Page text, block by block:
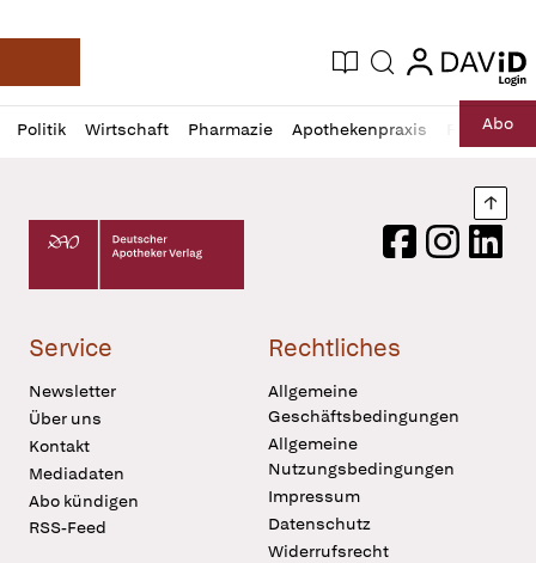
Deutsche Apotheker Zeitung
Aktuelle Ausgabe
Suche login
login
Politik Wirtschaft Pharmazie Apothekenpraxis RechtAbo
Profil
öffnen
Daz
Pur
Deutscher Apotheker Verlag Logo
FacebookInstagram
Service
Newsletter
Über uns
Kontakt
Mediadaten
Abo kündigen
RSS-Feed
Rechtliches
Allgemeine
Geschäftsbedingungen
Allgemeine
Nutzungsbedingungen
Impressum
Datenschutz
Widerrufsrecht